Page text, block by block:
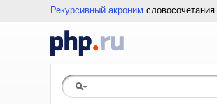
Рекурсивный акроним словосочетания